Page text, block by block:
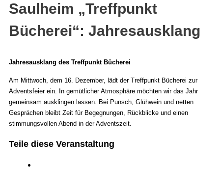
Saulheim „Treffpunkt
Bücherei“: Jahresausklang
Jahresausklang des Treffpunkt Bücherei
Am Mittwoch, dem 16. Dezember, lädt der Treffpunkt Bücherei zur
Adventsfeier ein. In gemütlicher Atmosphäre möchten wir das Jahr
gemeinsam ausklingen lassen. Bei Punsch, Glühwein und netten
Gesprächen bleibt Zeit für Begegnungen, Rückblicke und einen
stimmungsvollen Abend in der Adventszeit.
Teile diese Veranstaltung